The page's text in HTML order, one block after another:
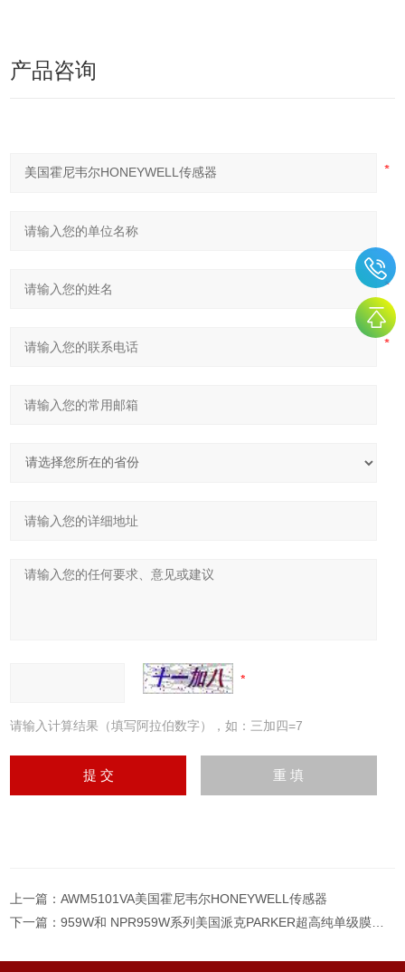
产品咨询
请输入计算结果（填写阿拉伯数字），如：三加四=7
上一篇：AWM5101VA美国霍尼韦尔HONEYWELL传感器
下一篇：959W和 NPR959W系列美国派克PARKER超高纯单级膜片式压力调节器